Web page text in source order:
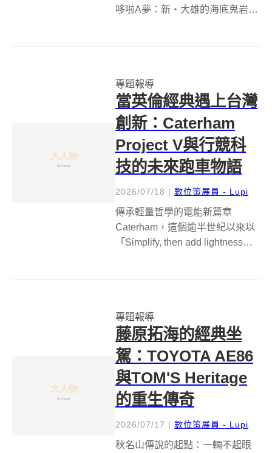
哆啦A夢：新‧大雄的海底鬼岩
在歡樂冒險與瑰麗海洋景觀之
下，巧妙編...
專題報導
當英倫經典遇上台灣
創新：Caterham
Project V與行競科
技的未來跑車物語
2026/07/18 | 數位策展員 - Lupi
傳承輕量哲學的電能新篇章
Caterham，這個逾半世紀以來以
「Simplify, then add lightness」
專題報導
藤原拓海的經典坐
駕：TOYOTA AE86
與TOM'S Heritage
的重生傳奇
2026/07/17 | 數位策展員 - Lupi
秋名山傳說的起點：一輛不起眼